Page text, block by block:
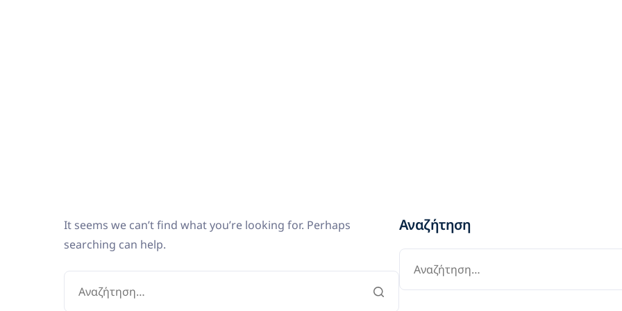
It seems we can’t find what you’re looking for. Perhaps
searching can help.
Αναζήτηση